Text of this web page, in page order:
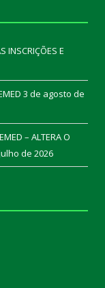
INSCRIÇÕES E
3 de agosto de
– ALTERA O
de 2026